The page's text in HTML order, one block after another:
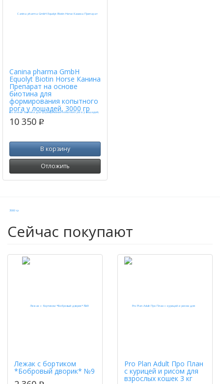
Canina pharma GmbH
Equolyt Biotin Horse Канина
Препарат на основе
биотина для
формирования копытного
рога у лошадей, 3000 гр
10 350 p
В корзину
Отложить
Сейчас покупают
Лежак с бортиком
*Бобровый дворик* №9
Pro Plan Adult Про План
с курицей и рисом для
взрослых кошек 3 кг